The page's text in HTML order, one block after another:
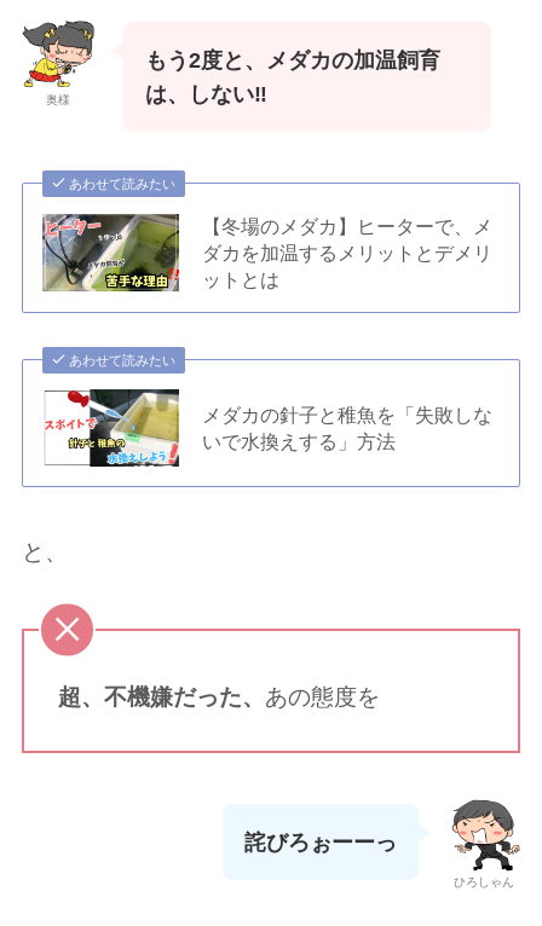
奥様
もう2度と、メダカの加温飼育
は、しない‼️
あわせて読みたい
【冬場のメダカ】ヒーターで、メ
ダカを加温するメリットとデメリ
ットとは
あわせて読みたい
メダカの針子と稚魚を「失敗しな
いで水換えする」方法
と、
超、不機嫌だった、 あの態度を
ひろしゃん
詫びろぉーーっ